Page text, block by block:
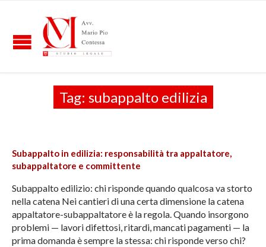
Tag: subappalto edilizia
Subappalto in edilizia: responsabilità tra appaltatore,
subappaltatore e committente
Subappalto edilizio: chi risponde quando qualcosa va storto
nella catena Nei cantieri di una certa dimensione la catena
appaltatore-subappaltatore è la regola. Quando insorgono
problemi — lavori difettosi, ritardi, mancati pagamenti — la
prima domanda è sempre la stessa: chi risponde verso chi?